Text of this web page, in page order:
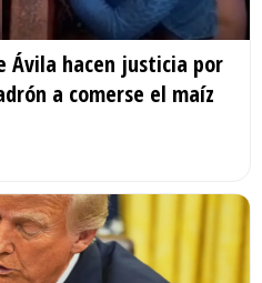
Ávila hacen justicia por
a comerse el maíz